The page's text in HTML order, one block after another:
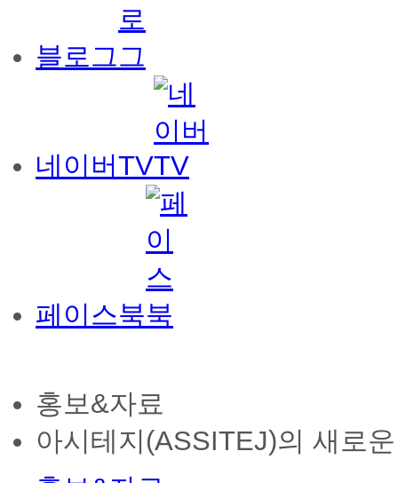
블로그
네이버TV
페이스북
홍보&자료
아시테지(ASSITEJ)의 새로